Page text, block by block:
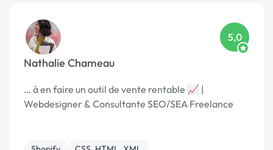
Nathalie Chameau
5,0
… à en faire un outil de vente rentable 📈 |
Webdesigner & Consultante SEO/SEA Freelance